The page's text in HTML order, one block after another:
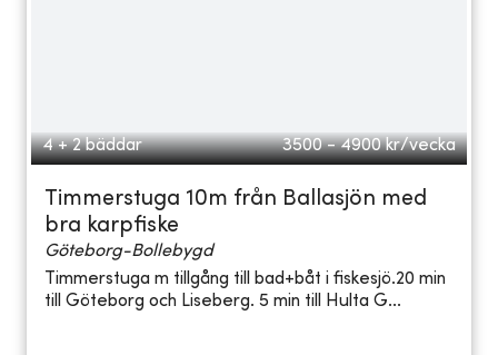
4 + 2 bäddar 3500 - 4900 kr/vecka
Timmerstuga 10m från Ballasjön med
bra karpfiske
Göteborg-Bollebygd
Timmerstuga m tillgång till bad+båt i fiskesjö.20 min
till Göteborg och Liseberg. 5 min till Hulta G...